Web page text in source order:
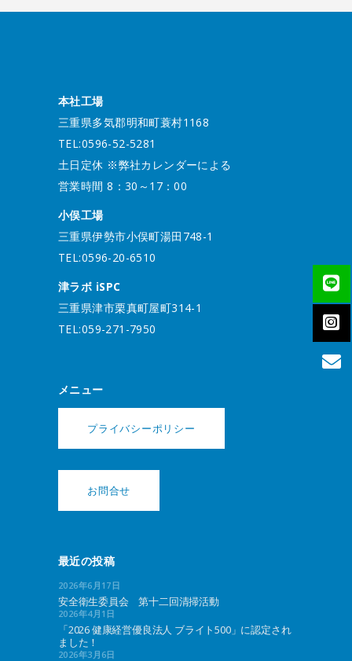
本社工場
三重県多気郡明和町蓑村1168
TEL:0596-52-5281
土日定休 ※弊社カレンダーによる
営業時間 8：30～17：00
小俣工場
三重県伊勢市小俣町湯田748-1
TEL:0596-20-6510
津ラボ iSPC
三重県津市栗真町屋町314-1
TEL:059-271-7950
メニュー
プライバシーポリシー
お問合せ
最近の投稿
2026年6月17日
安全衛生委員会 第十二回清掃活動
2026年4月1日
「2026 健康経営優良法人 ブライト500」に認定され
ました！
2026年3月6日